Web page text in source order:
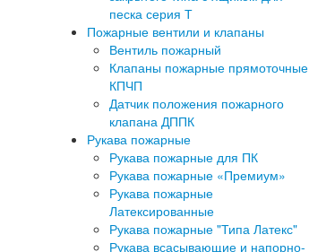
песка серия Т
Пожарные вентили и клапаны
Вентиль пожарный
Клапаны пожарные прямоточные
КПЧП
Датчик положения пожарного
клапана ДППК
Рукава пожарные
Рукава пожарные для ПК
Рукава пожарные «Премиум»
Рукава пожарные
Латексированные
Рукава пожарные "Типа Латекс"
Рукава всасывающие и напорно-